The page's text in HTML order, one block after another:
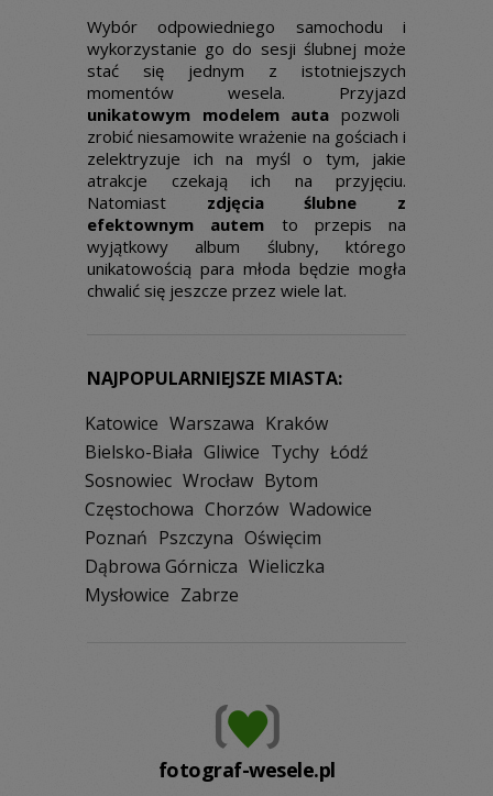
Wybór odpowiedniego samochodu i
wykorzystanie go do sesji ślubnej może
stać się jednym z istotniejszych
momentów wesela. Przyjazd
unikatowym modelem auta pozwoli
zrobić niesamowite wrażenie na gościach i
zelektryzuje ich na myśl o tym, jakie
atrakcje czekają ich na przyjęciu.
Natomiast zdjęcia ślubne z
efektownym autem to przepis na
wyjątkowy album ślubny, którego
unikatowością para młoda będzie mogła
chwalić się jeszcze przez wiele lat.
NAJPOPULARNIEJSZE MIASTA:
Katowice Warszawa Kraków
Bielsko-Biała Gliwice Tychy Łódź
Sosnowiec Wrocław Bytom
Częstochowa Chorzów Wadowice
Poznań Pszczyna Oświęcim
Dąbrowa Górnicza Wieliczka
Mysłowice Zabrze
fotograf-wesele.pl